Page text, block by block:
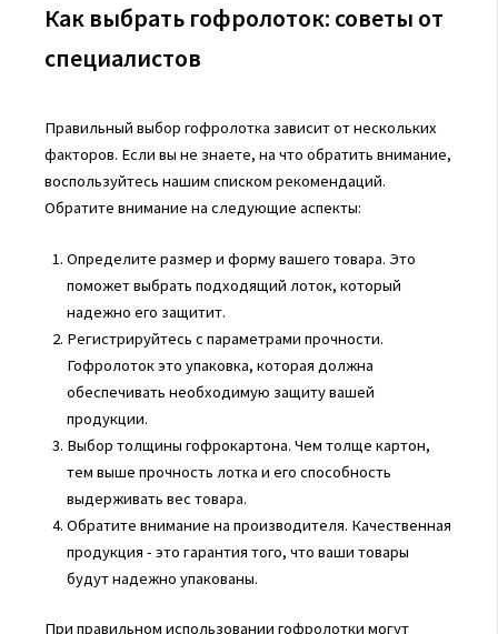
Как выбрать гофролоток: советы от
специалистов
Правильный выбор гофролотка зависит от нескольких
факторов. Если вы не знаете, на что обратить внимание,
воспользуйтесь нашим списком рекомендаций.
Обратите внимание на следующие аспекты:
Определите размер и форму вашего товара. Это
поможет выбрать подходящий лоток, который
надежно его защитит.
Регистрируйтесь с параметрами прочности.
Гофролоток это упаковка, которая должна
обеспечивать необходимую защиту вашей
продукции.
Выбор толщины гофрокартона. Чем толще картон,
тем выше прочность лотка и его способность
выдерживать вес товара.
Обратите внимание на производителя. Качественная
продукция - это гарантия того, что ваши товары
будут надежно упакованы.
При правильном использовании гофролотки могут